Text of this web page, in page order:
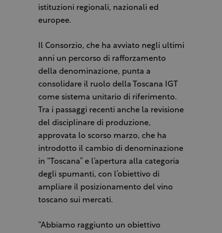
istituzioni regionali, nazionali ed
europee.
Il Consorzio, che ha avviato negli ultimi
anni un percorso di rafforzamento
della denominazione, punta a
consolidare il ruolo della Toscana IGT
come sistema unitario di riferimento.
Tra i passaggi recenti anche la revisione
del disciplinare di produzione,
approvata lo scorso marzo, che ha
introdotto il cambio di denominazione
in “Toscana” e l’apertura alla categoria
degli spumanti, con l’obiettivo di
ampliare il posizionamento del vino
toscano sui mercati.
“Abbiamo raggiunto un obiettivo